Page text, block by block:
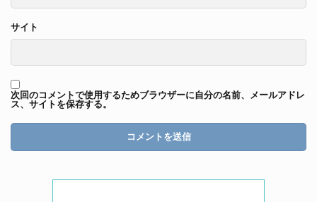
サイト
次回のコメントで使用するためブラウザーに自分の名前、メールアドレ
ス、サイトを保存する。